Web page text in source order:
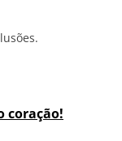
coração!